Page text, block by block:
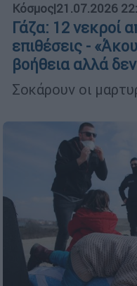
Κόσμος|21.07.2026
Γάζα: 12 νεκροί
επιθέσεις -
βοήθεια αλλά
Σοκάρουν οι